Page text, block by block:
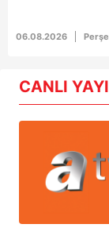
06.08.2026
CANLI